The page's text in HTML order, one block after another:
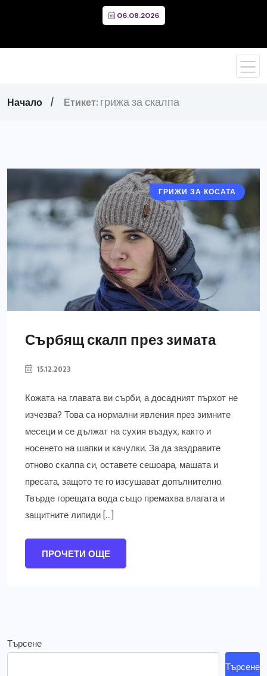
06.08.2026
Начало Етикет: грижа за скалпа
ГРИЖИ ЗА КОСАТА
Сърбящ скалп през зимата
15.12.2023
Кожата на главата ви сърби, а досадният пърхот не
изчезва? Това са нормални явления през зимните
месеци и се дължат на сухия въздух, както и
носенето на шапки и качулки. За да заздравите
отново скалпа си, оставете сешоара, машата и
пресата, защото те го изсушават допълнително.
Твърде горещата вода също премахва влагата и
защитните липиди […]
ПРОЧЕТИ ОЩЕ
Търсене
Търсене